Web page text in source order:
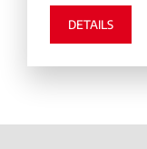
DETAILS